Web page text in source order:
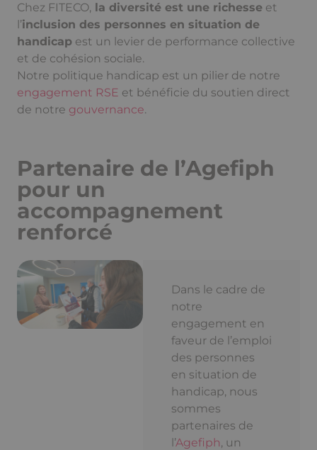
Chez FITECO, la diversité est une richesse et
l’inclusion des personnes en situation de
handicap est un levier de performance collective
et de cohésion sociale.
Notre politique handicap est un pilier de notre
engagement RSE et bénéficie du soutien direct
de notre gouvernance.
Partenaire de l’Agefiph
pour un
accompagnement
renforcé
Dans le cadre de
notre
engagement en
faveur de l’emploi
des personnes
en situation de
handicap, nous
sommes
partenaires de
l’Agefiph, un